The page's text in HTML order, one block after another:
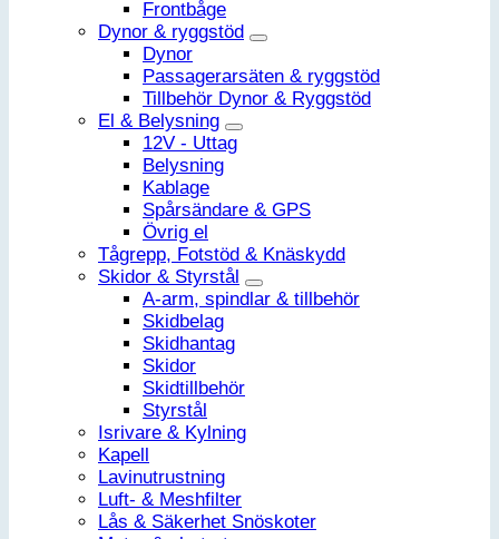
Frontbåge
Dynor & ryggstöd
Dynor
Passagerarsäten & ryggstöd
Tillbehör Dynor & Ryggstöd
El & Belysning
12V - Uttag
Belysning
Kablage
Spårsändare & GPS
Övrig el
Tågrepp, Fotstöd & Knäskydd
Skidor & Styrstål
A-arm, spindlar & tillbehör
Skidbelag
Skidhantag
Skidor
Skidtillbehör
Styrstål
Isrivare & Kylning
Kapell
Lavinutrustning
Luft- & Meshfilter
Lås & Säkerhet Snöskoter